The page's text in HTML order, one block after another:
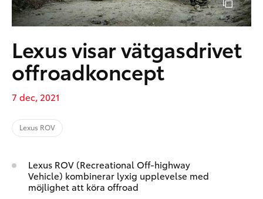
Lexus visar vätgasdrivet
offroadkoncept
7 dec, 2021
Lexus ROV
Lexus ROV (Recreational Off-highway
Vehicle) kombinerar lyxig upplevelse med
möjlighet att köra offroad